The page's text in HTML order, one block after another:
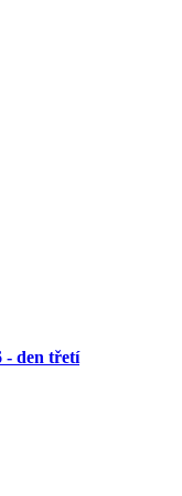
- den třetí